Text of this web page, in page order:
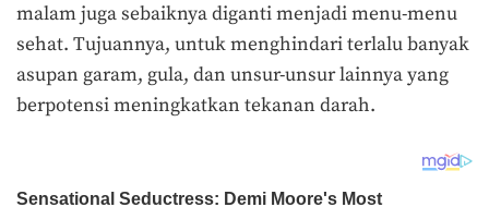
malam juga sebaiknya diganti menjadi menu-menu
sehat. Tujuannya, untuk menghindari terlalu banyak
asupan garam, gula, dan unsur-unsur lainnya yang
berpotensi meningkatkan tekanan darah.